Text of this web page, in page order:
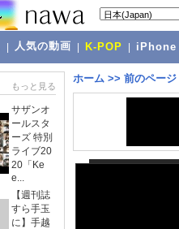
人気の動画 K-POP iPhone
もっと見る
サザンオ
ールスタ
ーズ 特別
ライブ20
20「Ke
e...
【週刊誌
すら手玉
に】手越
ホーム >> 前のページ